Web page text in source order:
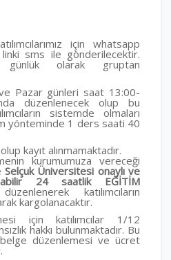
için whatsapp
sms ile gönderilecektir.
olarak gruptan
Pazar günleri saat 13:00-
düzenlenecek olup bu
sistemde olmaları
yönteminde 1 ders saati 40
kayıt alınmamaktadır.
kurumumuza vereceği
Selçuk Üniversitesi onaylı ve
24 saatlik EĞİTİM
katılımcıların
kargolanacaktır.
için katılımcılar 1/12
hakkı bulunmaktadır. Bu
belge düzenlemesi ve ücret